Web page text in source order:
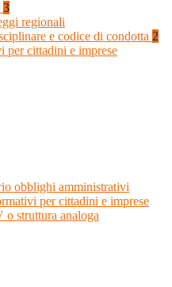
3
regionali
e codice di condotta 2
per cittadini e imprese
obblighi amministrativi
per cittadini e imprese
struttura analoga